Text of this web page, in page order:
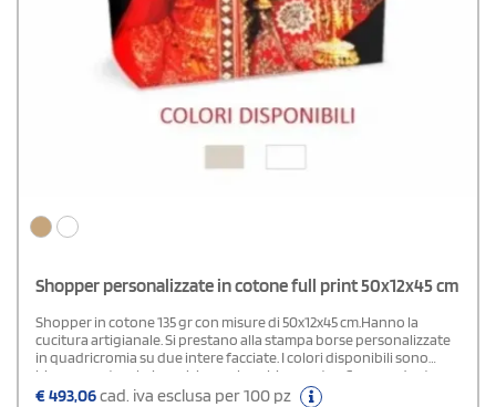
Shopper personalizzate in cotone full print 50x12x45 cm
Shopper in cotone 135 gr con misure di 50x12x45 cm.Hanno la
cucitura artigianale. Si prestano alla stampa borse personalizzate
in quadricromia su due intere facciate. I colori disponibili sono
bianco e natural e i manici sono lunghi un metro. Sono gadget
pubblicitari ideali per un evento promozionale per negozi di regali.
€493,06cad. iva esclusa per 100 pz